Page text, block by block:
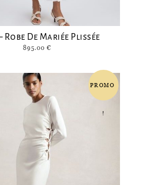
Robe De Mariée Plissée
895.00 €
PROMO
!